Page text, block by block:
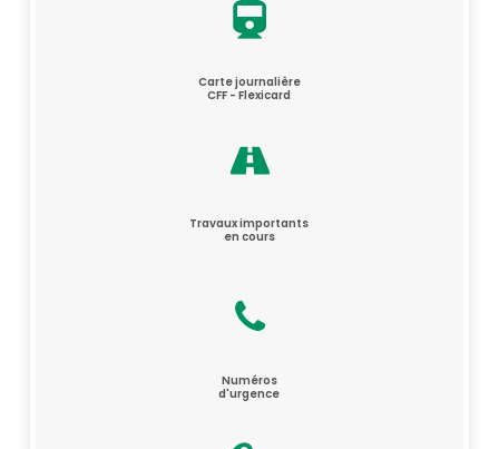
Carte journalière
CFF - Flexicard
Travaux importants
en cours
Numéros
d'urgence